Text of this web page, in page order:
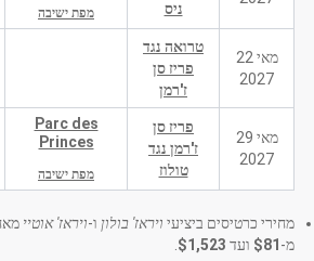
ניס
מפת ישיבה
מאי 22
2027
טרואה נגד
פריז סן
ז'רמן
מאי 29
2027
פריז סן
ז'רמן נגד
טולוז
Parc des
Princes
מפת ישיבה
מחירי כרטיסים ביציעי ויראז' בולון ו-ויראז' אוטיי
מ- $81 ועד $1,523